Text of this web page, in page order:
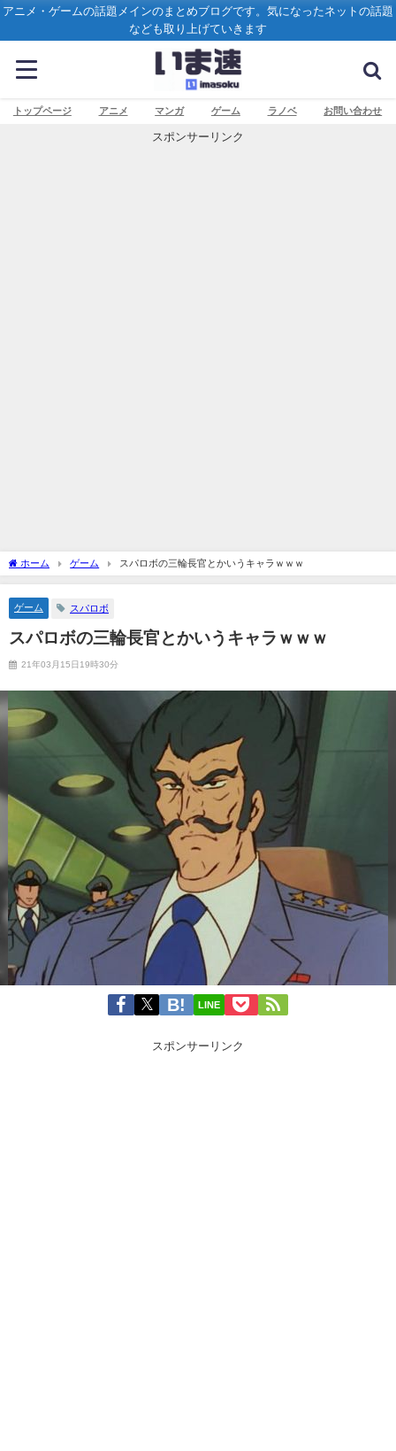
アニメ・ゲームの話題メインのまとめブログです。気になったネットの話題
なども取り上げていきます
トップページ アニメ マンガ ゲーム ラノベ お問い合わせ
スポンサーリンク
ホーム ゲーム スパロボの三輪長官とかいうキャラｗｗｗ
ゲーム スパロボ
スパロボの三輪長官とかいうキャラｗｗｗ
21年03月15日19時30分
LINE
スポンサーリンク